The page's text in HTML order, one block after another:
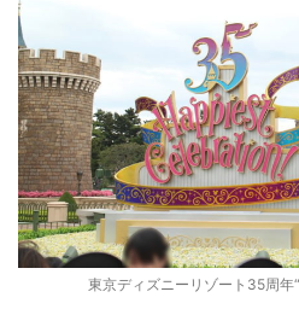
東京ディズニーリゾート35周